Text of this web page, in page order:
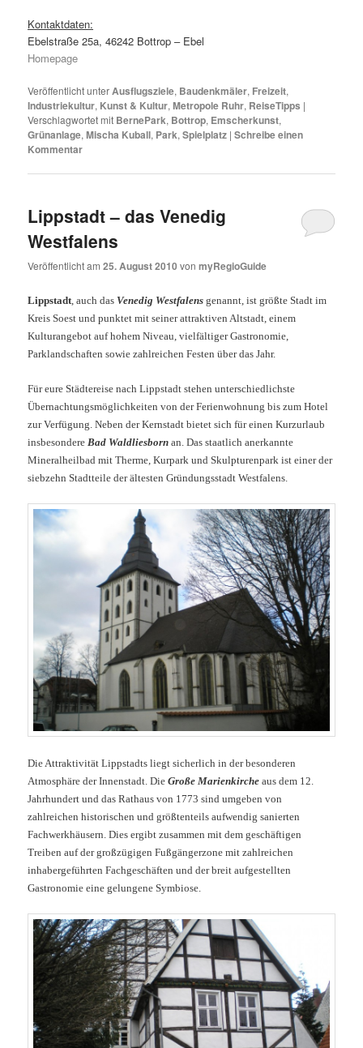
Kontaktdaten:
Ebelstraße 25a, 46242 Bottrop – Ebel
Homepage
Veröffentlicht unterAusflugsziele, Baudenkmäler, Freizeit,
Industriekultur, Kunst & Kultur,Metropole Ruhr, ReiseTipps |
Verschlagwortet mit BernePark, Bottrop, Emscherkunst,
Grünanlage,Mischa Kuball, Park,Spielplatz |Schreibe einen
Kommentar
Lippstadt – das Venedig
Westfalens
Veröffentlicht am25. August 2010 vonmyRegioGuide
Lippstadt , auch das Venedig Westfalens genannt, ist größte Stadt im
Kreis Soest und punktet mit seiner attraktiven Altstadt, einem
Kulturangebot auf hohem Niveau, vielfältiger Gastronomie,
Parklandschaften sowie zahlreichen Festen über das Jahr.
Für eure Städtereise nach Lippstadt stehen unterschiedlichste
Übernachtungsmöglichkeiten von der Ferienwohnung bis zum Hotel
zur Verfügung. Neben der Kernstadt bietet sich für einen Kurzurlaub
insbesondere Bad Waldliesborn an. Das staatlich anerkannte
Mineralheilbad mit Therme, Kurpark und Skulpturenpark ist einer der
siebzehn Stadtteile der ältesten Gründungsstadt Westfalens.
Die Attraktivität Lippstadts liegt sicherlich in der besonderen
Atmosphäre der Innenstadt. DieGroße Marienkirche aus dem 12.
Jahrhundert und das Rathaus von 1773 sind umgeben von
zahlreichen historischen und größtenteils aufwendig sanierten
Fachwerkhäusern. Dies ergibt zusammen mit dem geschäftigen
Treiben auf der großzügigen Fußgängerzone mit zahlreichen
inhabergeführten Fachgeschäften und der breit aufgestellten
Gastronomie eine gelungene Symbiose.